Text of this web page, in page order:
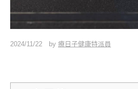
2024/11/22 by 療日子健康特派員